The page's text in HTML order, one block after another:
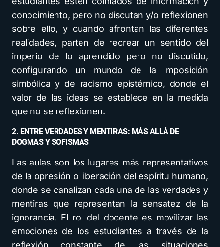
conocimiento, pero no discutan y/o reflexionen
sobre ello, y cuando afrontan las diferentes
realidades, parten de recrear un sentido del
imperio de lo aprendido pero no discutido,
configurando un mundo de la imposición
simbólica y de racismo epistémico, donde el
valor de las ideas se establece en la medida
que no se reflexionen.
2. ENTRE VERDADES Y MENTIRAS: MÁS ALLÁ DE
DOGMAS Y SOFISMAS
Las aulas son los lugares más representativos
de la opresión o liberación del espíritu humano,
donde se canalizan cada una de las verdades y
mentiras que representan la sensatez de la
ignorancia. El rol del docente es movilizar las
emociones de los estudiantes a través de la
reflexión constante de las situaciones